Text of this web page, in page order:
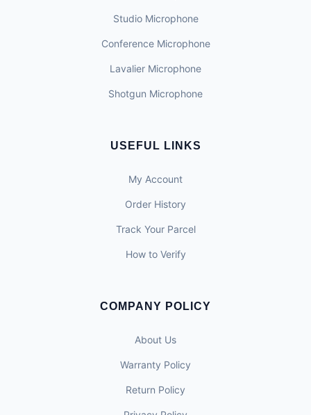
Studio Microphone
Conference Microphone
Lavalier Microphone
Shotgun Microphone
USEFUL LINKS
My Account
Order History
Track Your Parcel
How to Verify
COMPANY POLICY
About Us
Warranty Policy
Return Policy